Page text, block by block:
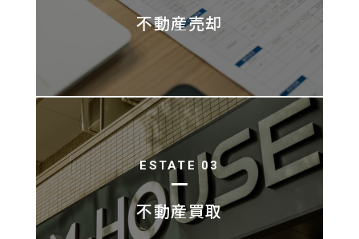
不動産売却
ESTATE 03
不動産買取